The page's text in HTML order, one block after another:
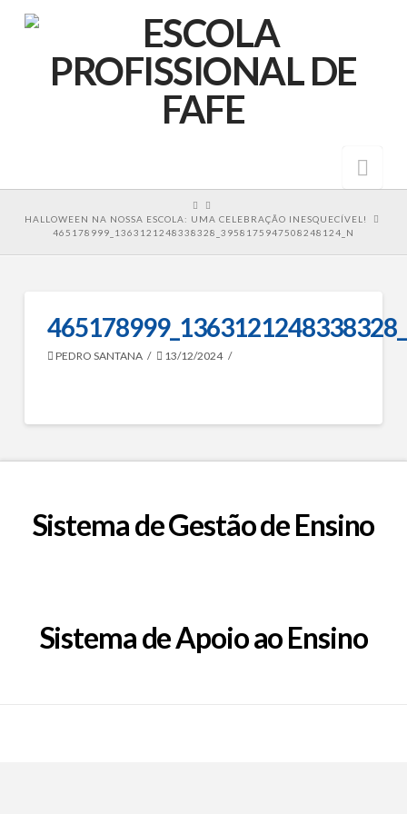
HOME
HALLOWEEN NA NOSSA ESCOLA: UMA CELEBRAÇÃO INESQUECÍVEL!
465178999_1363121248338328_3958175947508248124_N
PEDRO SANTANA 13/12/2024
Sistema de Gestão de Ensino
Sistema de Apoio ao Ensino